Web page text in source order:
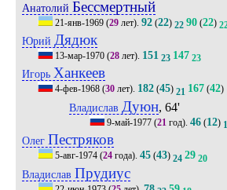
Анатолий Бессмертный
21-янв-1969(29лет). 92(22) 22 90(22)
Юрий Дядюк
13-мар-1970(28лет). 151 23 147 23
Игорь Ханкеев
4-фев-1968(30лет). 182(45) 21 167(42)
Владислав Дуюн, 64'
9-май-1977 (21 год).46 (12)
Олег Пестряков
5-авг-1974(24года). 45(43) 24 29 20
Владислав Прудиус